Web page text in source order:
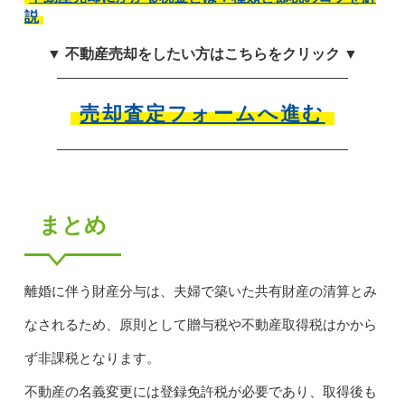
説
▼ 不動産売却をしたい方はこちらをクリック ▼
売却査定フォームへ進む
まとめ
離婚に伴う財産分与は、夫婦で築いた共有財産の清算とみ
なされるため、原則として贈与税や不動産取得税はかから
ず非課税となります。
不動産の名義変更には登録免許税が必要であり、取得後も